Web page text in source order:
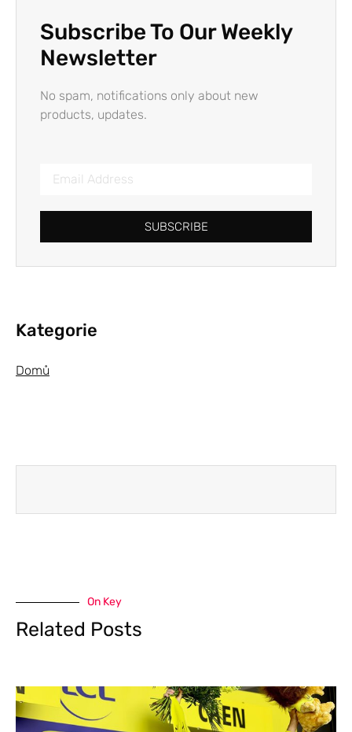
Subscribe To Our Weekly
Newsletter
No spam, notifications only about new
products, updates.
SUBSCRIBE
Kategorie
Domů
On Key
Related Posts